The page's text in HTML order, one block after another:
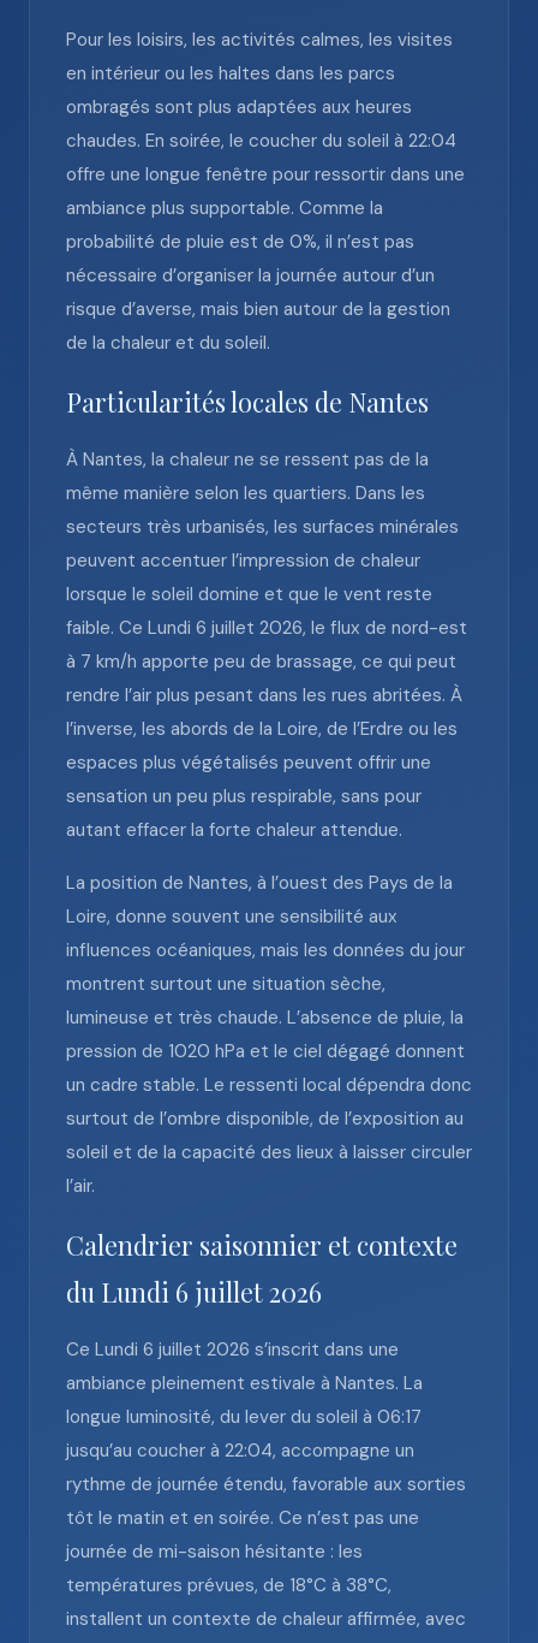
Pour les loisirs, les activités calmes, les visites
en intérieur ou les haltes dans les parcs
ombragés sont plus adaptées aux heures
chaudes. En soirée, le coucher du soleil à 22:04
offre une longue fenêtre pour ressortir dans une
ambiance plus supportable. Comme la
probabilité de pluie est de 0%, il n’est pas
nécessaire d’organiser la journée autour d’un
risque d’averse, mais bien autour de la gestion
de la chaleur et du soleil.
Particularités locales de Nantes
À Nantes, la chaleur ne se ressent pas de la
même manière selon les quartiers. Dans les
secteurs très urbanisés, les surfaces minérales
peuvent accentuer l’impression de chaleur
lorsque le soleil domine et que le vent reste
faible. Ce Lundi 6 juillet 2026, le flux de nord-est
à 7 km/h apporte peu de brassage, ce qui peut
rendre l’air plus pesant dans les rues abritées. À
l’inverse, les abords de la Loire, de l’Erdre ou les
espaces plus végétalisés peuvent offrir une
sensation un peu plus respirable, sans pour
autant effacer la forte chaleur attendue.
La position de Nantes, à l’ouest des Pays de la
Loire, donne souvent une sensibilité aux
influences océaniques, mais les données du jour
montrent surtout une situation sèche,
lumineuse et très chaude. L’absence de pluie, la
pression de 1020 hPa et le ciel dégagé donnent
un cadre stable. Le ressenti local dépendra donc
surtout de l’ombre disponible, de l’exposition au
soleil et de la capacité des lieux à laisser circuler
l’air.
Calendrier saisonnier et contexte
du Lundi 6 juillet 2026
Ce Lundi 6 juillet 2026 s’inscrit dans une
ambiance pleinement estivale à Nantes. La
longue luminosité, du lever du soleil à 06:17
jusqu’au coucher à 22:04, accompagne un
rythme de journée étendu, favorable aux sorties
tôt le matin et en soirée. Ce n’est pas une
journée de mi-saison hésitante : les
températures prévues, de 18°C à 38°C,
installent un contexte de chaleur affirmée, avec